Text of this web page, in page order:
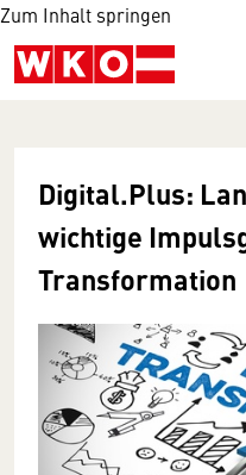
Zum Inhalt springen
Digital.Plus:
wichtige
Transformation